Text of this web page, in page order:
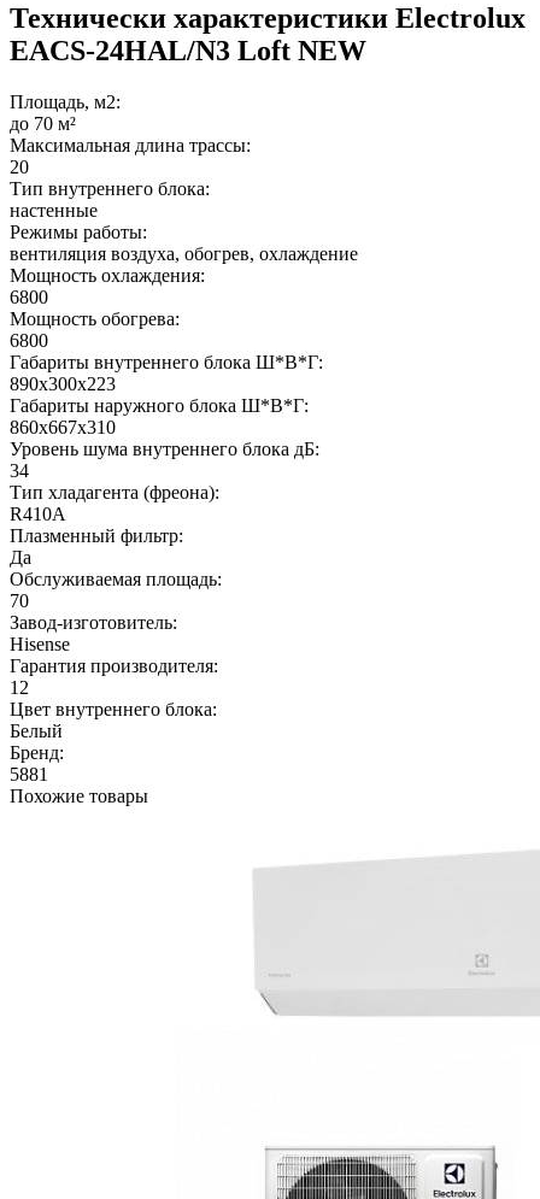
Технически характеристики Electrolux
EACS-24HAL/N3 Loft NEW
Площадь, м2:
до 70 м²
Максимальная длина трассы:
20
Тип внутреннего блока:
настенные
Режимы работы:
вентиляция воздуха, обогрев, охлаждение
Мощность охлаждения:
6800
Мощность обогрева:
6800
Габариты внутреннего блока Ш*В*Г:
890х300х223
Габариты наружного блока Ш*В*Г:
860х667х310
Уровень шума внутреннего блока дБ:
34
Тип хладагента (фреона):
R410A
Плазменный фильтр:
Да
Обслуживаемая площадь:
70
Завод-изготовитель:
Hisense
Гарантия производителя:
12
Цвет внутреннего блока:
Белый
Бренд:
5881
Похожие товары